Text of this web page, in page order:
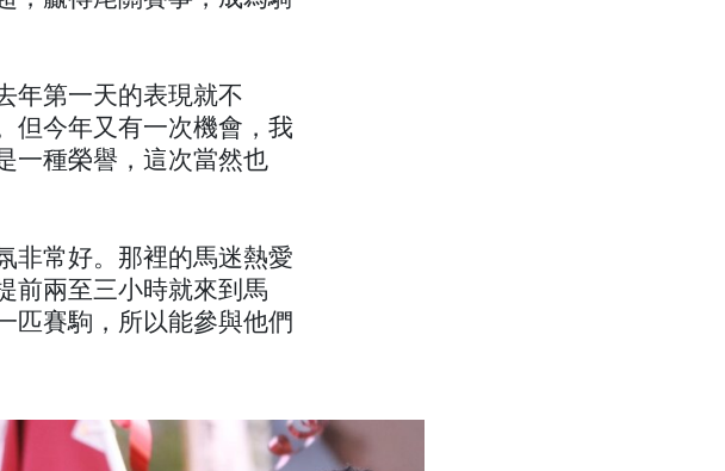
年第一天的表現就不
但今年又有一次機會，我
一種榮譽，這次當然也
非常好。那裡的馬迷熱愛
前兩至三小時就來到馬
匹賽駒，所以能參與他們